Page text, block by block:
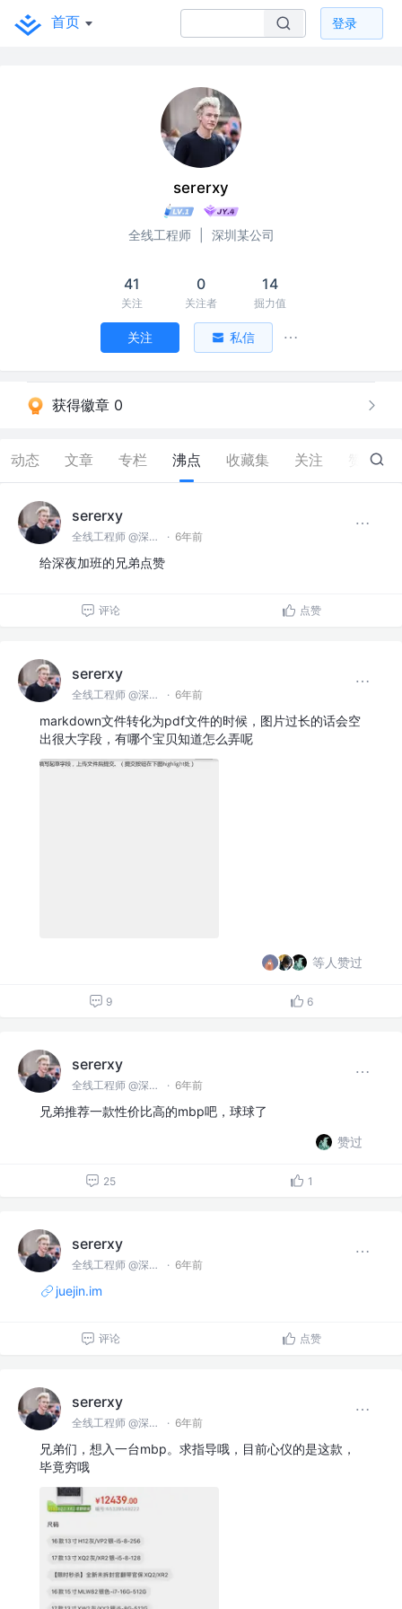
首页 登录
sererxy
全线工程师 深圳某公司
41
关注
0
关注者
14
掘力值
关注 私信
获得徽章 0
动态 文章 专栏 沸点 收藏集 关注 6
sererxy
全线工程师 @深圳某公司 · 6年前
给深夜加班的兄弟点赞
评论 点赞
sererxy
全线工程师 @深圳某公司 · 6年前
markdown文件转化为pdf文件的时候，图片过长的话会空
出很大字段，有哪个宝贝知道怎么弄呢
等人赞过
9 6
sererxy
全线工程师 @深圳某公司 · 6年前
兄弟推荐一款性价比高的mbp吧，球球了
赞过
25 1
sererxy
全线工程师 @深圳某公司 · 6年前
juejin.im
评论 点赞
sererxy
全线工程师 @深圳某公司 · 6年前
兄弟们，想入一台mbp。求指导哦，目前心仪的是这款，
毕竟穷哦